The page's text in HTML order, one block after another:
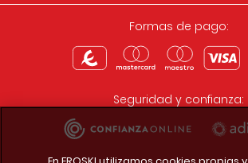
Formas de pago:
Seguridad y confianza: